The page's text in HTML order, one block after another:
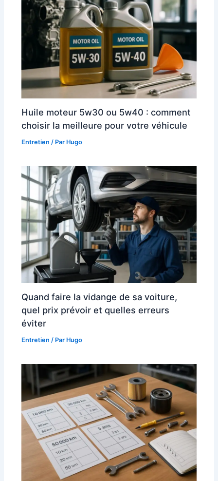
Huile moteur 5w30 ou 5w40 : comment
choisir la meilleure pour votre véhicule
Entretien / Par Hugo
Quand faire la vidange de sa voiture,
quel prix prévoir et quelles erreurs
éviter
Entretien / Par Hugo